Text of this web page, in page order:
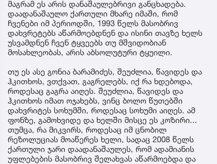
მაგრამ ეს არის დანაშაულებრივი განცხადება.
დაადანაშაულო ქართული მხარე იმაში, რომ
ჩვენები იმ პერიოდში, 1993 წელს მასობრივ
დახვრეტებს აწარმოებდნენ და ისინი თავზე ხელს
უსვამდნენ ჩვენ ტყვეებს თუ მშვიდობიან
მოსახლეობას, არის აბსოლუტური ტყუილი.
თუ ეს ასე გონია ბარამიძეს, შეუძლია, წავიდეს და
ჰკითხოს, ვთქვათ, გაგრელებს, იქ რა ხდებოდა,
როდესაც გაგრა აიღეს. შეუძლია, წავიდეს და
ჰკითხოს იმათ ოჯახებს, ვინც ბოლო წუთებში
დახვრიტეს სოხუმში, როდესაც სოხუმი აიღეს. ამ
ფონზე, გამოხვიდე და ხელში მისცე ეს კოზირი...
თუმცა, რა მიკვირს, როდესაც იმ ცნობილ
რეზოლუციას მოაწერეს ხელი, სადაც 2008 წელს
ქართული ჯარი დაადანაშაულეს, რომ ადამიანის
უფლებების მასობრივ შელახვას აწარმოებდა და